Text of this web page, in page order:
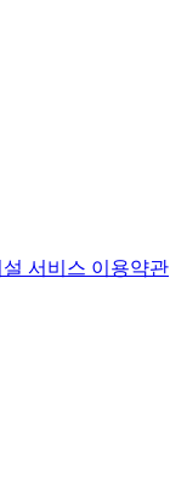
서비스 이용약관